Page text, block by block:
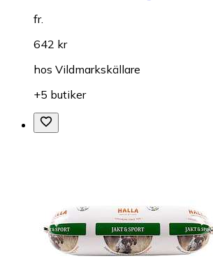
fr.
642 kr
hos Vildmarkskällare
+5 butiker